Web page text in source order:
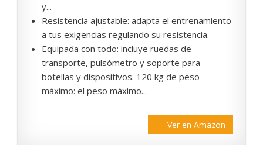
y...
Resistencia ajustable: adapta el entrenamiento
a tus exigencias regulando su resistencia.
Equipada con todo: incluye ruedas de
transporte, pulsómetro y soporte para
botellas y dispositivos. 120 kg de peso
máximo: el peso máximo...
Ver en Amazon